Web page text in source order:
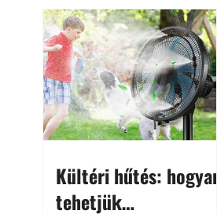
megközelítheti. Ez nemcsak a
beszállást teszi kellemetlenné,
hanem az autó állapotára és a
benne hagyott tárgyakra is
káros hatással lehet. Néhány
egyszerű óvintézkedéssel
azonban jelentősen
csökkenthetjük a hőség káros
Kültéri hűtés: hogyan
tehetjük